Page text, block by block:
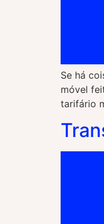
Se há
móvel
tarifário